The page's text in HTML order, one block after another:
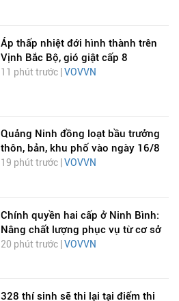
Áp thấp nhiệt đới hình thành trên
Vịnh Bắc Bộ, gió giật cấp 8
11 phút trước |VOVVN
Quảng Ninh đồng loạt bầu trưởng
thôn, bản, khu phố vào ngày 16/8
19 phút trước | VOVVN
Chính quyền hai cấp ở Ninh Bình:
Nâng chất lượng phục vụ từ cơ sở
20 phút trước |VOVVN
328 thí sinh sẽ thi lại tại điểm thi